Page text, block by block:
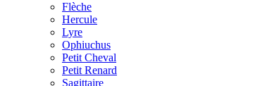
Flèche
Hercule
Lyre
Ophiuchus
Petit Cheval
Petit Renard
Sagittaire